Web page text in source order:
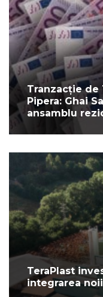
Tranzacție de
Pipera: Ghai
ansamblu
TeraPlast
integrarea